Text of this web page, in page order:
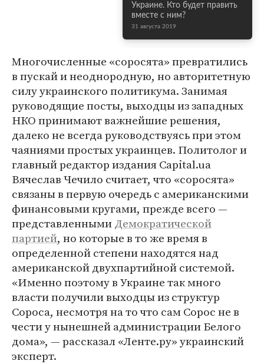
Украине. Кто будет править
вместе с ним?
31 августа 2019
Многочисленные «соросята» превратились
в пускай и неоднородную, но авторитетную
силу украинского политикума. Занимая
руководящие посты, выходцы из западных
НКО принимают важнейшие решения,
далеко не всегда руководствуясь при этом
чаяниями простых украинцев. Политолог и
главный редактор издания Capital.ua
Вячеслав Чечило считает, что «соросята»
связаны в первую очередь с американскими
финансовыми кругами, прежде всего —
представленнымиДемократической
партией, но которые в то же время в
определенной степени находятся над
американской двухпартийной системой.
«Именно поэтому в Украине так много
власти получили выходцы из структур
Сороса, несмотря на то что сам Сорос не в
чести у нынешней администрации Белого
дома», — рассказал «Ленте.ру» украинский
эксперт.